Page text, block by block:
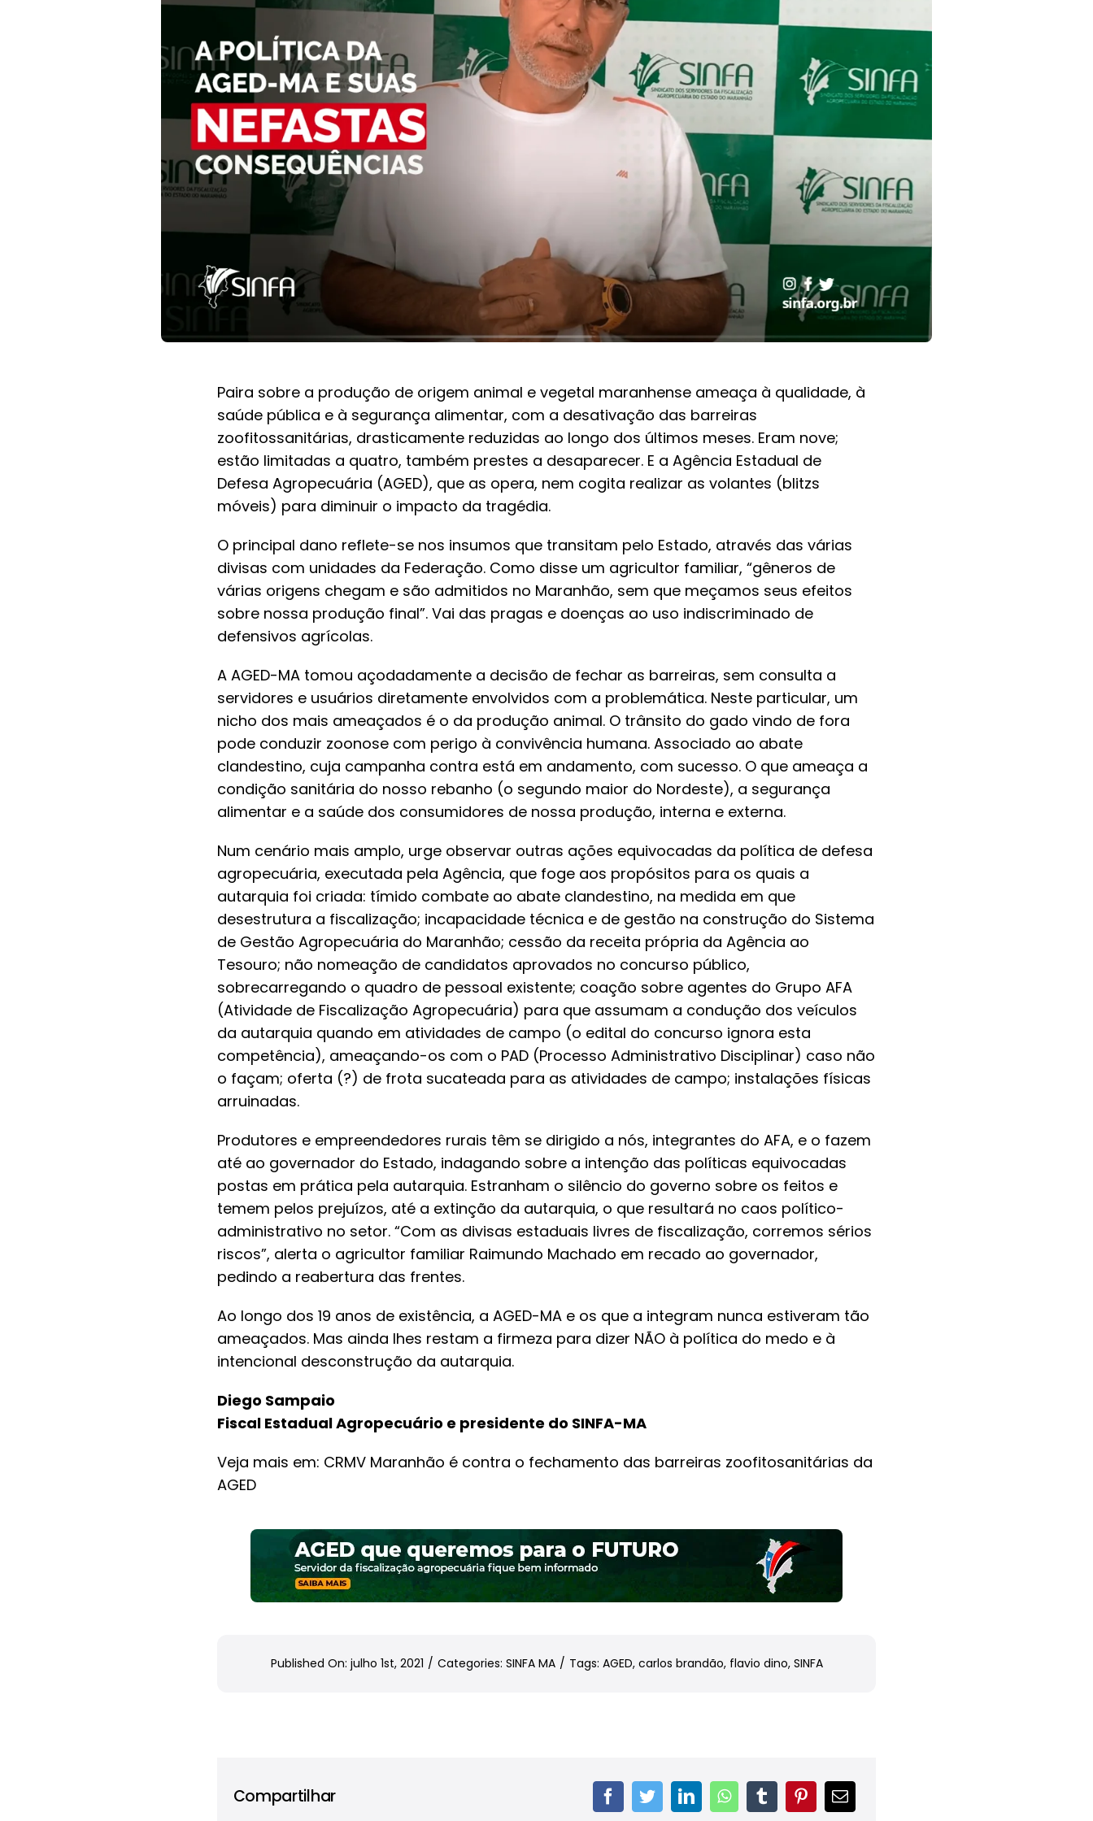
Paira sobre a produção de origem animal e vegetal maranhense ameaça à qualidade, à
saúde pública e à segurança alimentar, com a desativação das barreiras
zoofitossanitárias, drasticamente reduzidas ao longo dos últimos meses. Eram nove;
estão limitadas a quatro, também prestes a desaparecer. E a Agência Estadual de
Defesa Agropecuária (AGED), que as opera, nem cogita realizar as volantes (blitzs
móveis) para diminuir o impacto da tragédia.
O principal dano reflete-se nos insumos que transitam pelo Estado, através das várias
divisas com unidades da Federação. Como disse um agricultor familiar, “gêneros de
várias origens chegam e são admitidos no Maranhão, sem que meçamos seus efeitos
sobre nossa produção final”. Vai das pragas e doenças ao uso indiscriminado de
defensivos agrícolas.
A AGED-MA tomou açodadamente a decisão de fechar as barreiras, sem consulta a
servidores e usuários diretamente envolvidos com a problemática. Neste particular, um
nicho dos mais ameaçados é o da produção animal. O trânsito do gado vindo de fora
pode conduzir zoonose com perigo à convivência humana. Associado ao abate
clandestino, cuja campanha contra está em andamento, com sucesso. O que ameaça a
condição sanitária do nosso rebanho (o segundo maior do Nordeste), a segurança
alimentar e a saúde dos consumidores de nossa produção, interna e externa.
Num cenário mais amplo, urge observar outras ações equivocadas da política de defesa
agropecuária, executada pela Agência, que foge aos propósitos para os quais a
autarquia foi criada: tímido combate ao abate clandestino, na medida em que
desestrutura a fiscalização; incapacidade técnica e de gestão na construção do Sistema
de Gestão Agropecuária do Maranhão; cessão da receita própria da Agência ao
Tesouro; não nomeação de candidatos aprovados no concurso público,
sobrecarregando o quadro de pessoal existente; coação sobre agentes do Grupo AFA
(Atividade de Fiscalização Agropecuária) para que assumam a condução dos veículos
da autarquia quando em atividades de campo (o edital do concurso ignora esta
competência), ameaçando-os com o PAD (Processo Administrativo Disciplinar) caso não
o façam; oferta (?) de frota sucateada para as atividades de campo; instalações físicas
arruinadas.
Produtores e empreendedores rurais têm se dirigido a nós, integrantes do AFA, e o fazem
até ao governador do Estado, indagando sobre a intenção das políticas equivocadas
postas em prática pela autarquia. Estranham o silêncio do governo sobre os feitos e
temem pelos prejuízos, até a extinção da autarquia, o que resultará no caos político-
administrativo no setor. “Com as divisas estaduais livres de fiscalização, corremos sérios
riscos”, alerta o agricultor familiar Raimundo Machado em recado ao governador,
pedindo a reabertura das frentes.
Ao longo dos 19 anos de existência, a AGED-MA e os que a integram nunca estiveram tão
ameaçados. Mas ainda lhes restam a firmeza para dizer NÃO à política do medo e à
intencional desconstrução da autarquia.
Diego Sampaio
Fiscal Estadual Agropecuário e presidente do SINFA-MA
Veja mais em: CRMV Maranhão é contra o fechamento das barreiras zoofitosanitárias da
AGED
Published On: julho 1st, 2021 / Categories: SINFA MA / Tags: AGED, carlos brandão, flavio dino, SINFA
Compartilhar